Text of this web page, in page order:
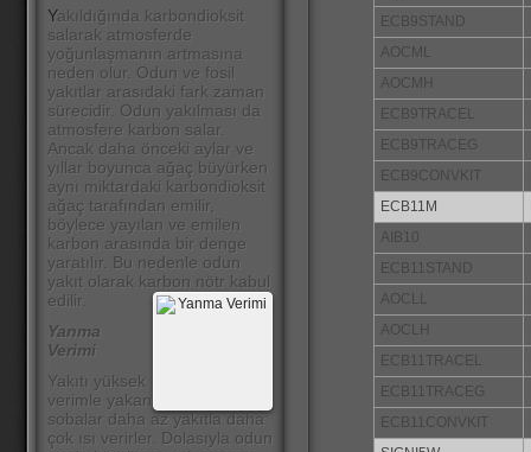
Yakıldığında karbondioksit
salarak atmosferde
yoğunlaşmanın artmasına
neden olur. Odun ve fosil
yakıtlar arasıdaki fark zaman
sürecidir. Odun yakılması da
atmosfere karbon salar.
Ancak daha önceki aylar ve
yıllar boyunca ağaç büyürken
aynı miktardaki karbondioksit
ağaç tarafından emilir,
böylece yayılan ve emilen
karbon arasında bir denge
yaratılır. Bu nedenle odun
yakıt olarak karbon nötr kabul
edilir.
Yanma
Verimi
Yakıtı yüksek
verimle yakan
sobalar daha az yakıtla daha
çok ısı verirler. Dolasıyla odun
ECB9STAND
AOCML
AOCMH
ECB9TRACEL
ECB9TRACEG
ECB9CONVKIT
ECB11M
AIB10
ECB11STAND
AOCLL
AOCLH
ECB11TRACEL
ECB11TRACEG
ECB11CONVKIT